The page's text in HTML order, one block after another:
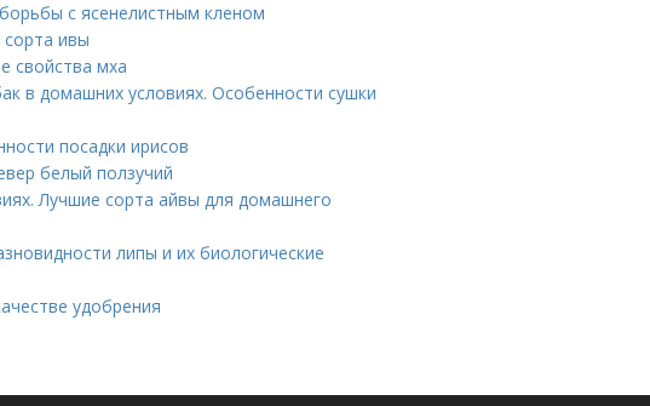
с ясенелистным кленом
сорта ивы
свойства мха
в домашних условиях. Особенности сушки
посадки ирисов
белый ползучий
Лучшие сорта айвы для домашнего
липы и их биологические
удобрения